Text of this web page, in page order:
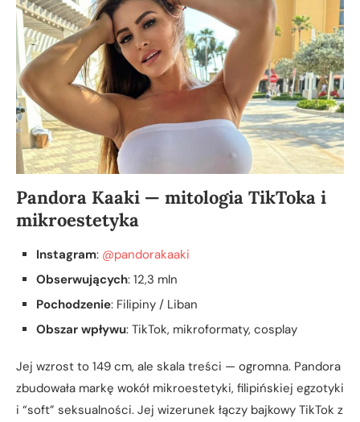
Pandora Kaaki — mitologia TikToka i
mikroestetyka
Instagram: @pandorakaaki
Obserwujących: 12,3 mln
Pochodzenie: Filipiny / Liban
Obszar wpływu: TikTok, mikroformaty, cosplay
Jej wzrost to 149 cm, ale skala treści — ogromna. Pandora
zbudowała markę wokół mikroestetyki, filipińskiej egzotyki
i “soft” seksualności. Jej wizerunek łączy bajkowy TikTok z